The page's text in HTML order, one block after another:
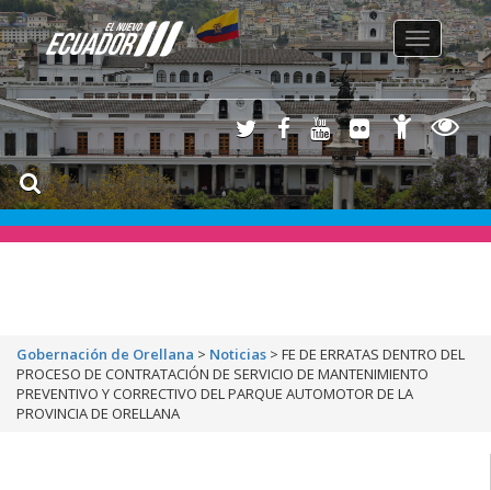
Toggle
navigation
Gobernación de Orellana > Noticias > FE DE ERRATAS DENTRO DEL
PROCESO DE CONTRATACIÓN DE SERVICIO DE MANTENIMIENTO
PREVENTIVO Y CORRECTIVO DEL PARQUE AUTOMOTOR DE LA
PROVINCIA DE ORELLANA